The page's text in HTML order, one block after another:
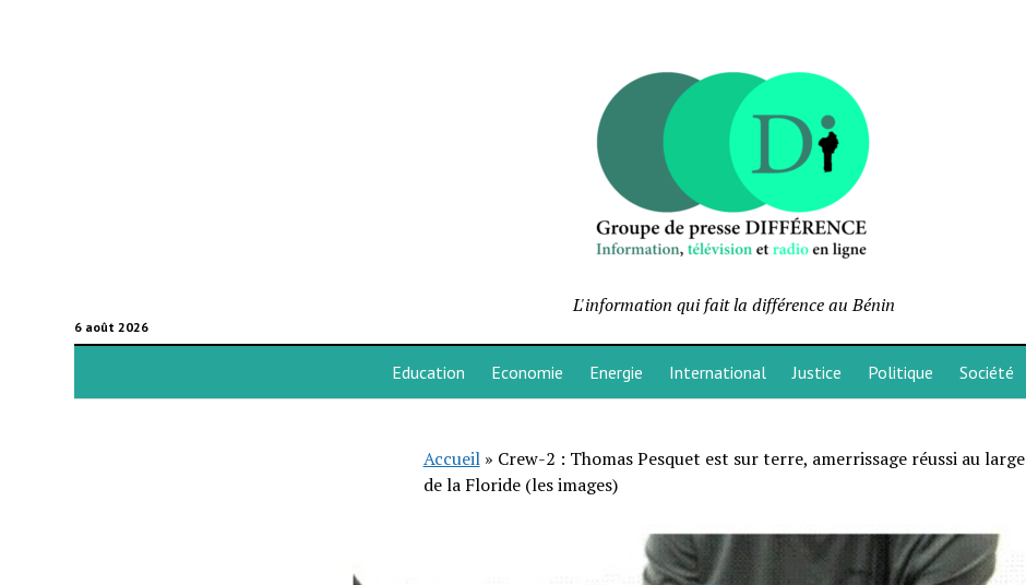
6 août 2026
L'information qui fait la différence au Bénin
Education Economie Energie International Justice Politique Société
Accueil» Crew-2 : Thomas Pesquet est sur terre, amerrissage réussi au large
de la Floride (les images)